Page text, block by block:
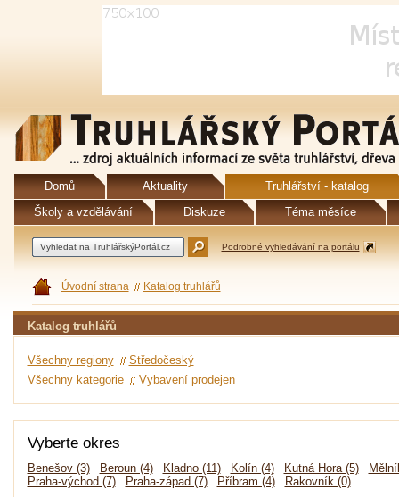
Domů Aktuality
Truhlářství - katalog
Školy a vzdělávání
Diskuze Téma měsíce
Podrobné vyhledávání na portálu
Úvodní strana Katalog truhlářů
Katalog truhlářů
Všechny regiony
Středočeský
Všechny kategorie
Vybavení prodejen
Vyberte okres
Benešov (3) Beroun (4) Kladno (11) Kolín (4) Kutná Hora (5)
Praha-východ (7)
Praha-západ (7) Příbram (4) Rakovník (0)